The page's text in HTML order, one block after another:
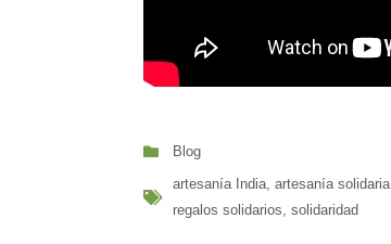
Blog
artesanía India artesanía solidaria
regalos solidarios solidaridad